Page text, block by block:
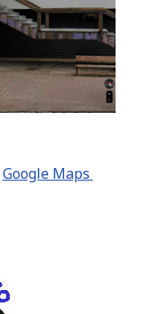
Google Maps